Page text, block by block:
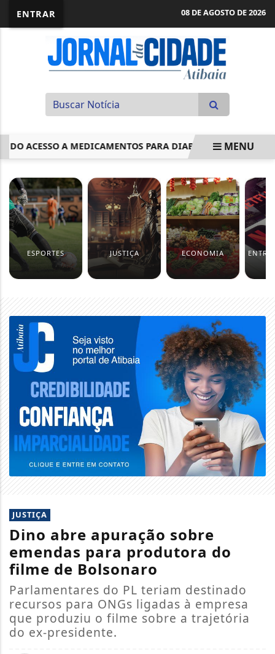
ENTRAR 08 DE AGOSTO DE 2026
A MEDICAMENTOS PARA DIABETES NO SUSMENU
ESPORTES JUSTIÇA ECONOMIA
JUSTIÇA
Dino abre apuração sobre
emendas para produtora do
filme de Bolsonaro
Parlamentares do PL teriam destinado
recursos para ONGs ligadas à empresa
que produziu o filme sobre a trajetória
do ex-presidente.